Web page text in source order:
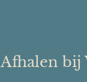
Afhalen bij